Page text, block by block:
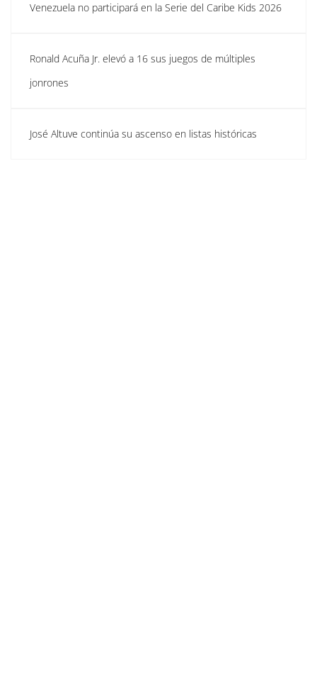
Venezuela no participará en la Serie del Caribe Kids 2026
Ronald Acuña Jr. elevó a 16 sus juegos de múltiples
jonrones
José Altuve continúa su ascenso en listas históricas